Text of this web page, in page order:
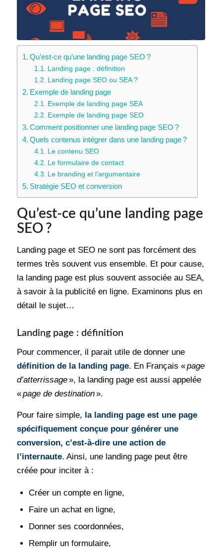
Qu’est-ce qu’une landing page SEO ?
Landing page : définition
Landing page SEO ou SEA ?
Exemple de landing page
Exemple de landing page SEA
Exemple de landing page SEO
Comment positionner une landing page SEO ?
Quels contenus intégrer dans une landing page ?
Le contenu SEO
Le formulaire de contact
Le branding et l’argumentaire
Stratégie SEO et conversion
Qu’est-ce qu’une landing page
SEO ?
Landing page et SEO ne sont pas forcément des
termes très souvent vus ensemble. Et pour cause,
la landing page est plus souvent associée au SEA,
à savoir à la publicité en ligne. Examinons plus en
détail le sujet…
Landing page : définition
Pour commencer, il parait utile de donner une
définition de la landing page. En Français «page
d’atterrissage», la landing page est aussi appelée
«page de destination».
Pour faire simple, la landing page est une page
spécifiquement conçue pour générer une
conversion, c’est-à-dire une action de
l’internaute. Ainsi, une landing page peut être
créée pour inciter à :
Créer un compte en ligne,
Faire un achat en ligne,
Donner ses coordonnées,
Remplir un formulaire,